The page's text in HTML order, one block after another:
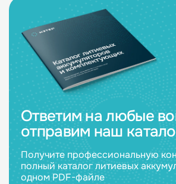
Ответим на любые
отправим наш
Получите профессиональную
полный каталог литиевых
одном PDF-файле